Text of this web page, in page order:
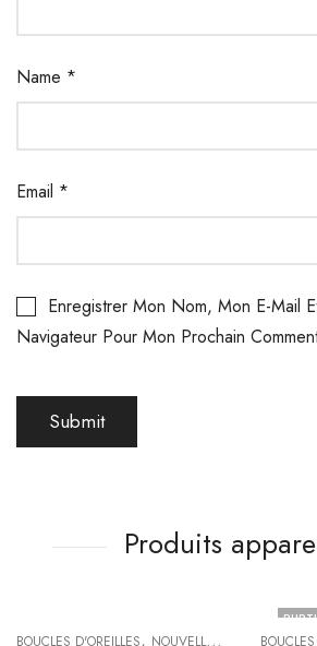
Name *
Email *
Enregistrer Mon Nom, Mon E-Mail
Navigateur Pour Mon Prochain
Produits
BOUCLES D'OREILLES, NOUVELLE COLLECTION